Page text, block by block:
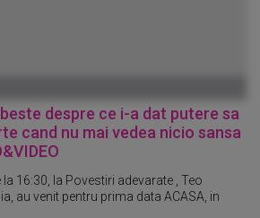
despre ce i-a dat putere sa
cand nu mai vedea nicio sansa
16:30, la Povestiri adevarate , Teo
au venit pentru prima data ACASA, in